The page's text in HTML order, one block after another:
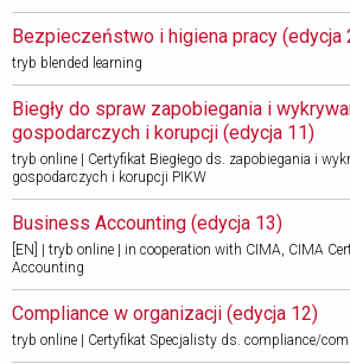
Bezpieczeństwo i higiena pracy (edycja
tryb blended learning
Biegły do spraw zapobiegania i
gospodarczych i korupcji (edycja 11)
tryb online | Certyfikat Biegłego ds. zapobiegania i
gospodarczych i korupcji PIKW
Business Accounting (edycja 13)
[EN] | tryb online | in cooperation with CIMA, CIMA
Accounting
Compliance w organizacji (edycja 12)
tryb online | Certyfikat Specjalisty ds. compliance/